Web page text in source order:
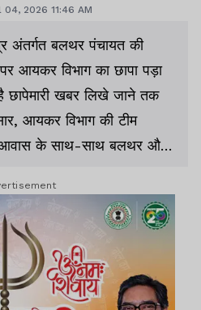
04, 2026 11:46 AM
अंतर्गत बलथर पंचायत की
आयकर विभाग का छापा पड़ा
खबर लिखे जाने तक
आयकर विभाग की टीम
आवास के साथ-साथ बलथर और